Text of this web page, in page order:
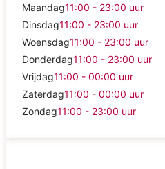
Maandag11:00 - 23:00 uur
Dinsdag11:00 - 23:00 uur
Woensdag11:00 - 23:00 uur
Donderdag11:00 - 23:00 uur
Vrijdag11:00 - 00:00 uur
Zaterdag11:00 - 00:00 uur
Zondag11:00 - 23:00 uur